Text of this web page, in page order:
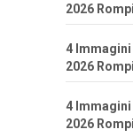
2026
4
2026
4
2026